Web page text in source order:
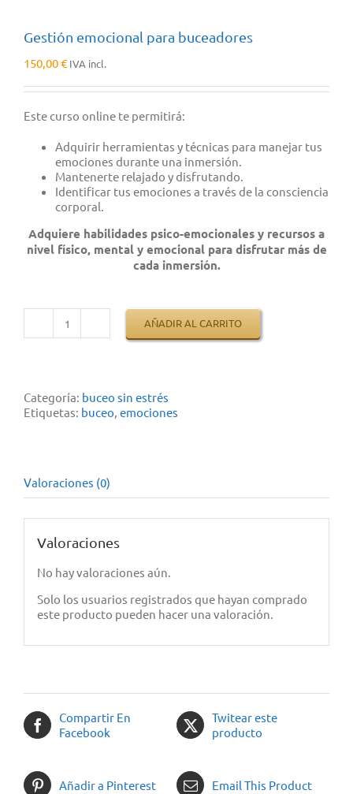
Gestión emocional para buceadores
150,00€ IVA incl.
Este curso online te permitirá:
Adquirir herramientas y técnicas para manejar tus
emociones durante una inmersión.
Mantenerte relajado y disfrutando.
Identificar tus emociones a través de la consciencia
corporal.
Adquiere habilidades psico-emocionales y recursos a
nivel físico, mental y emocional para disfrutar más de
cada inmersión.
Gestión
cantidad
AÑADIR AL CARRITO
Categoría: buceo sin estrés
Etiquetas: buceo, emociones
Valoraciones (0)
Valoraciones
No hay valoraciones aún.
Solo los usuarios registrados que hayan comprado
este producto pueden hacer una valoración.
Compartir En
Facebook
Twitear este
producto
Añadir a Pinterest Email This Product